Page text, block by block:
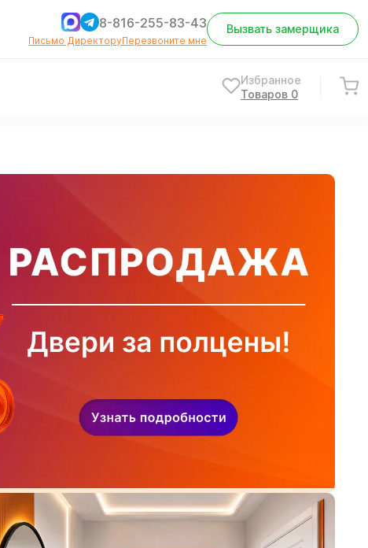
8-816-255-83-43
Письмо ДиректоруПерезвоните мне
Вызвать замерщика
Избранное
Товаров 0